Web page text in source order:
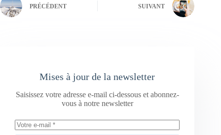
PRÉCÉDENT SUIVANT
Mises à jour de la newsletter
Saisissez votre adresse e-mail ci-dessous et abonnez-
vous à notre newsletter